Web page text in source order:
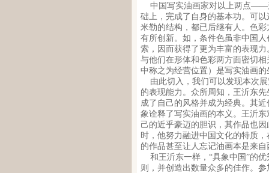
中国写实油画家对以上两点——
础上，完成了自身的基本功。可
米勒的结构，都已后继有人。色
有所创新。如，条件色虽非中国
索，因而获得了更为丰富的表现
与他们在形体和色彩两方面密切
中称之为经营位置）是写实油画的
由此切入，我们可以发现本次展
的表现能力。众所周知，王沂东
成了自己的风格并成为经典。其
象诠释了写实油画的本义。王沂
己的近乎豪迈的胆识，其作品也
时，他努力融进中国文化的特质
的作品甚至让人忘记油画本是来
和王沂东一样，“具象中国”的优
则，并创造出数量众多的佳作。